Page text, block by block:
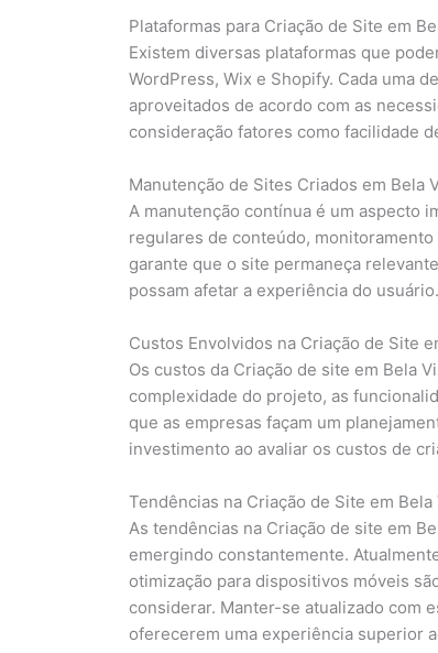
Plataformas para Criação de Site em
Existem diversas plataformas que
WordPress, Wix e Shopify. Cada uma
aproveitados de acordo com as
consideração fatores como facilidade
Manutenção de Sites Criados em Bela
A manutenção contínua é um aspecto
regulares de conteúdo,
garante que o site permaneça
possam afetar a experiência do usuário.
Custos Envolvidos na Criação de Site
Os custos da Criação de site em Bela
complexidade do projeto, as
que as empresas façam um
investimento ao avaliar os custos de
Tendências na Criação de Site em Bela
As tendências na Criação de site em
emergindo constantemente.
otimização para dispositivos móveis
considerar. Manter-se atualizado com
oferecerem uma experiência superior